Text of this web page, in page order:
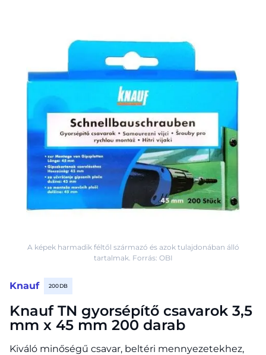
Knauf 200 DB
Knauf TN gyorsépítő csavarok 3,5
mm x 45 mm 200 darab
Kiváló minőségű csavar, beltéri mennyezetekhez,
A képek harmadik féltől származó és azok tulajdonában álló
tartalmak. Forrás: OBI